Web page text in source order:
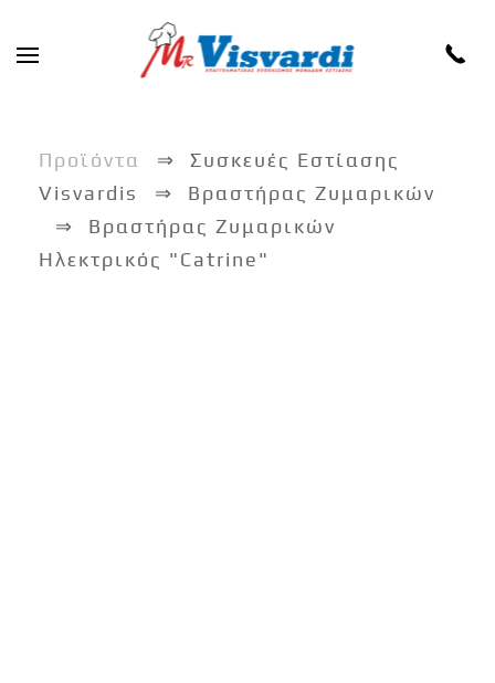
Skip to main content
Προϊόντα
Συσκευές Εστίασης
Visvardis
Βραστήρας Ζυμαρικών
Βραστήρας Ζυμαρικών
Ηλεκτρικός "Catrine"